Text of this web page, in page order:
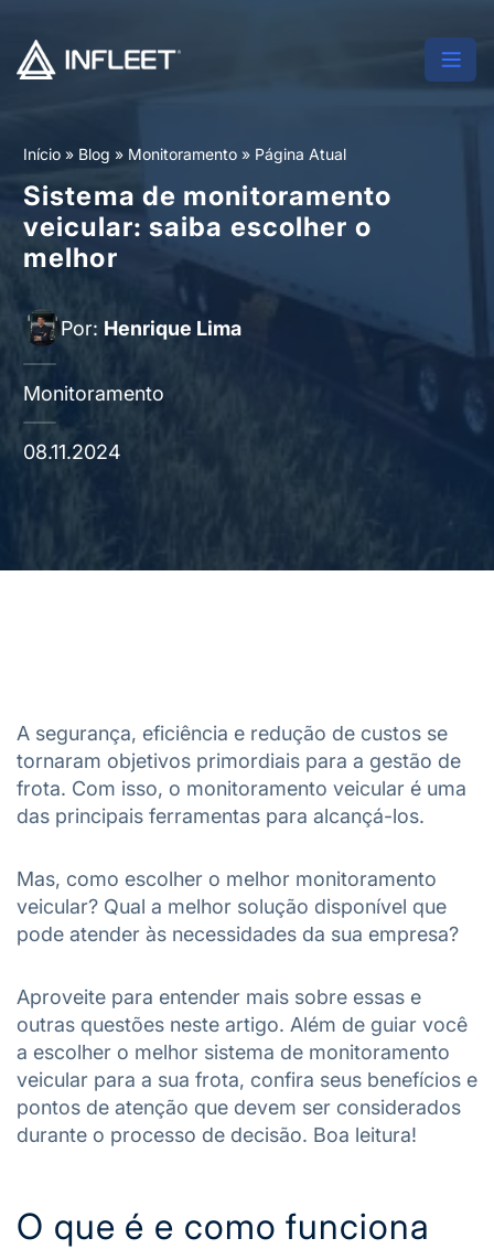
Início » Blog » Monitoramento » Página Atual
Sistema de monitoramento
veicular: saiba escolher o
melhor
Por: Henrique Lima
Monitoramento
08.11.2024
A segurança, eficiência e redução de custos se
tornaram objetivos primordiais para a gestão de
frota. Com isso, o monitoramento veicular é uma
das principais ferramentas para alcançá-los.
Mas, como escolher o melhor monitoramento
veicular? Qual a melhor solução disponível que
pode atender às necessidades da sua empresa?
Aproveite para entender mais sobre essas e
outras questões neste artigo. Além de guiar você
a escolher o melhor sistema de monitoramento
veicular para a sua frota, confira seus benefícios e
pontos de atenção que devem ser considerados
durante o processo de decisão. Boa leitura!
O que é e como funciona